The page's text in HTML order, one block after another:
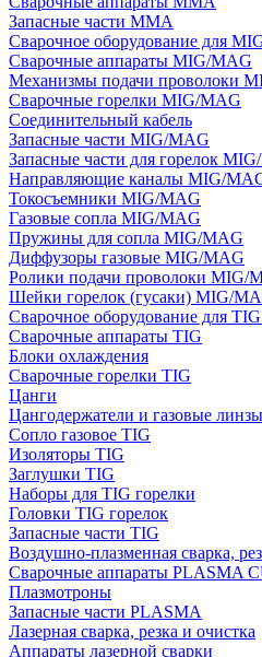
Запасные части MMA
Сварочное оборудование для
Сварочные аппараты MIG/MAG
Механизмы подачи проволоки
Сварочные горелки MIG/MAG
Соединительный кабель
Запасные части MIG/MAG
Запасные части для горелок
Направляющие каналы MIG/
Токосъемники MIG/MAG
Газовые сопла MIG/MAG
Пружины для сопла MIG/MAG
Диффузоры газовые MIG/MAG
Ролики подачи проволоки MIG/
Шейки горелок (гусаки) MIG/
Сварочное оборудование для
Сварочные аппараты TIG
Блоки охлаждения
Сварочные горелки TIG
Цанги
Цангодержатели и газовые линзы
Сопло газовое TIG
Изоляторы TIG
Заглушки TIG
Наборы для TIG горелки
Головки TIG горелок
Запасные части TIG
Воздушно-плазменная сварка,
Сварочные аппараты PLASMA
Плазмотроны
Запасные части PLASMA
Лазерная сварка, резка и очистка
Аппараты лазерной сварки